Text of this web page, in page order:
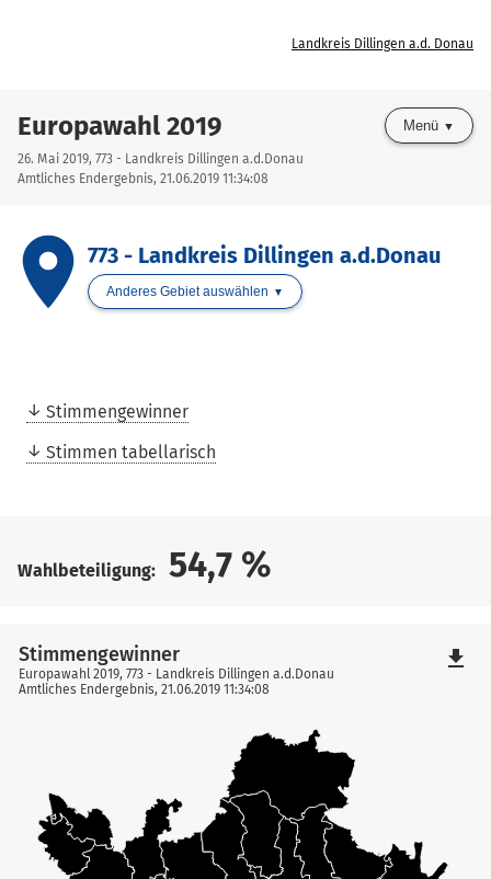
Landkreis Dillingen a.d. Donau
Europawahl 2019
26. Mai 2019, 773 - Landkreis Dillingen a.d.Donau
Amtliches Endergebnis, 21.06.2019 11:34:08
Menü
place773 - Landkreis Dillingen a.d.Donau
Anderes Gebiet auswählen
Stimmengewinner
Stimmen tabellarisch
Wahlbeteiligung: 54,7 %
Stimmengewinner
Europawahl 2019, 773 - Landkreis Dillingen a.d.Donau
Amtliches Endergebnis, 21.06.2019 11:34:08
file_download